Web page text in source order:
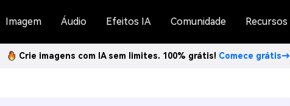
Imagem Áudio Efeitos IA Comunidade Recursos
Crie imagens com IA sem limites. 100% grátis! Comece grátis→